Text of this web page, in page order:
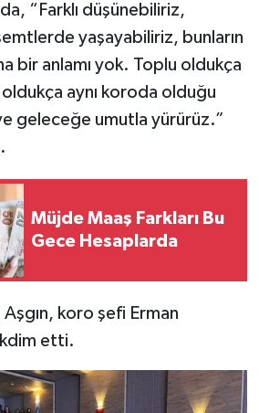
“Farklı düşünebiliriz,
yaşayabiliriz, bunların
bir anlamı yok. Toplu oldukça
aynı koroda olduğu
geleceğe umutla yürürüz.”
Müjde Maaş Farkları Bu
Gece Hesaplarda
koro şefi Erman
etti.